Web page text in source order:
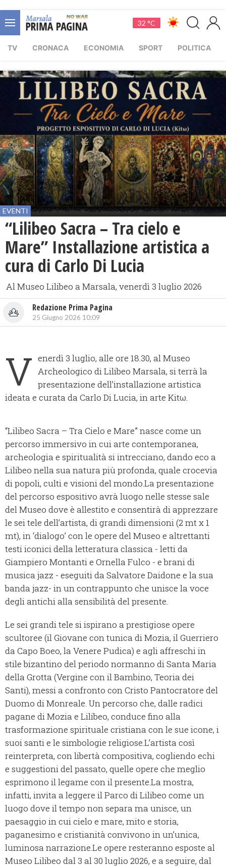
32 °C
TV CRONACA ECONOMIA SPORT POLITICA
EVENTI
“Lilibeo Sacra – Tra cielo e
Mare” Installazione artistica a
cura di Carlo Di Lucia
Al Museo Lilibeo a Marsala, venerdì 3 luglio 2026
Redazione Prima Pagina
25 Giugno 2026 10:09
V enerdì 3 luglio, alle ore 18.30, al Museo
Archeologico di Lilibeo Marsala, si terrà la
presentazione dell’installazione artistica
ideata e curata da Carlo Di Lucia, in arte Kitω.
“Lilibeo Sacra – Tra Cielo e Mare” nasce come un
percorso immersivo in cui arte contemporanea,
archeologia e spiritualità si intrecciano, dando eco a
Lilibeo nella sua natura più profonda, quale crocevia
di popoli, culti e visioni del mondo.La presentazione
del percorso espositivo avrà luogo nelle stesse sale
del Museo dove è allestito e consentirà di apprezzare
le sei tele dell’artista, di grandi dimensioni (2 mt x 1
mt), in ‘dialogo’ con le opere del Museo e altrettanti
testi iconici della letteratura classica - letti da
Giampiero Montanti e Ornella Fulco - e brani di
musica jazz - eseguiti da Salvatore Daidone e la sua
banda jazz- in un contrappunto che unisce la voce
degli antichi alla sensibilità del presente.
Le sei grandi tele si ispirano a prestigiose opere
scultoree (il Giovane con tunica di Mozia, il Guerriero
da Capo Boeo, la Venere Pudica) e agli affreschi in
stile bizantino del periodo normanno di Santa Maria
della Grotta (Vergine con il Bambino, Teoria dei
Santi), messi a confronto con Cristo Pantocratore del
Duomo di Monreale. Un percorso che, dalle radici
pagane di Mozia e Lilibeo, conduce fino alla
trasformazione spirituale cristiana con le sue icone, i
suoi santi e le simbologie religiose.L’artista così
reinterpreta, con libertà compositiva, cogliendo echi
e suggestioni del passato, quelle opere che meglio
esprimono il legame con il presente.La mostra,
infatti, invita a leggere il Parco di Lilibeo come un
luogo dove il tempo non separa ma unisce, un
paesaggio in cui cielo e mare, mito e storia,
paganesimo e cristianità convivono in un’unica,
luminosa narrazione.Le opere resteranno esposte al
Museo Lilibeo dal 3 al 30 luglio 2026, e a seguire, dal